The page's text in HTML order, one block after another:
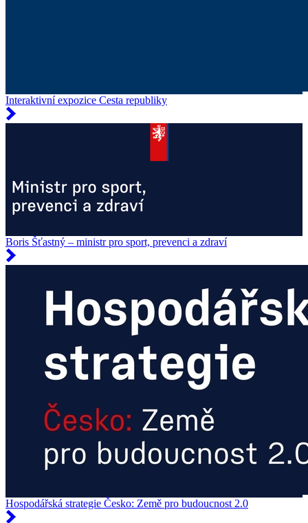
Interaktivní expozice Cesta republiky
Boris Šťastný – ministr pro sport, prevenci a zdraví
Hospodářská strategie Česko: Země pro budoucnost 2.0